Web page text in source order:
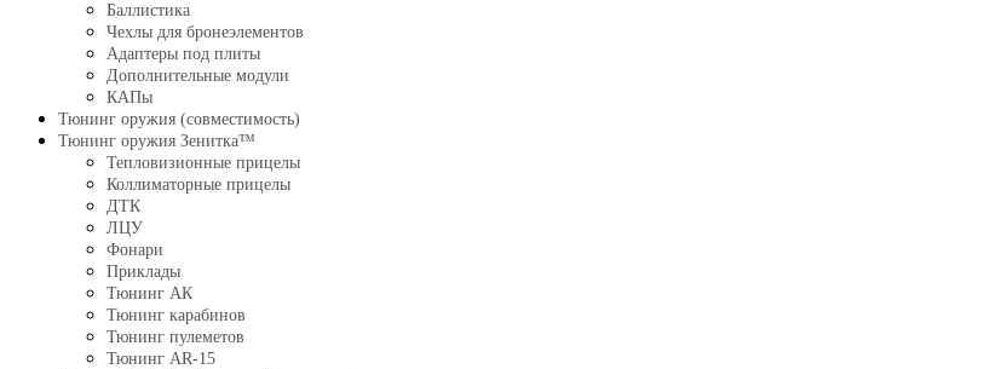
Баллистика
Чехлы для бронеэлементов
Адаптеры под плиты
Дополнительные модули
КАПы
Тюнинг оружия (совместимость)
Тюнинг оружия Зенитка™
Тепловизионные прицелы
Коллиматорные прицелы
ДТК
ЛЦУ
Фонари
Приклады
Тюнинг АК
Тюнинг карабинов
Тюнинг пулеметов
Тюнинг AR-15